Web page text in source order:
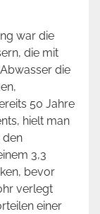
war die
die mit
die
50 Jahre
hielt man
den
3,3
bevor
verlegt
einer